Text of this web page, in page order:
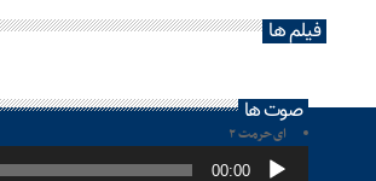
فیلم ها
صوت ها
ای حرمت ۲
پخش‌کننده
صوت 00:00